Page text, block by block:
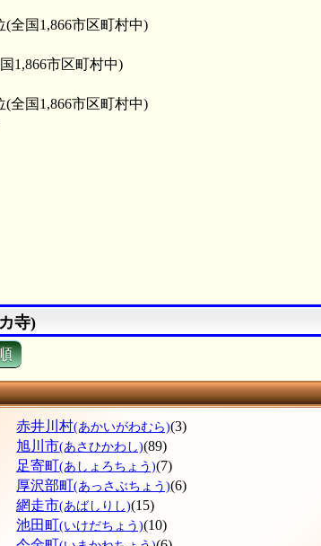
(全国1,866市区町村中)
1,866市区町村中)
(全国1,866市区町村中)
寺)
赤井川村(あかいがわむら)(3)
旭川市(あさひかわし)(89)
足寄町(あしょろちょう)(7)
厚沢部町(あっさぶちょう)(6)
網走市(あばしりし)(15)
池田町(いけだちょう)(10)